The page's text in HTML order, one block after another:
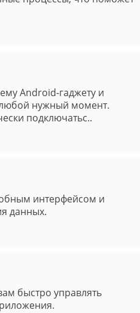
Android-гаджету и
любой нужный момент.
подключатьс..
интерфейсом и
данных.
быстро управлять